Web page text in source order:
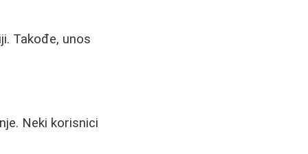
Takođe, unos
Neki korisnici